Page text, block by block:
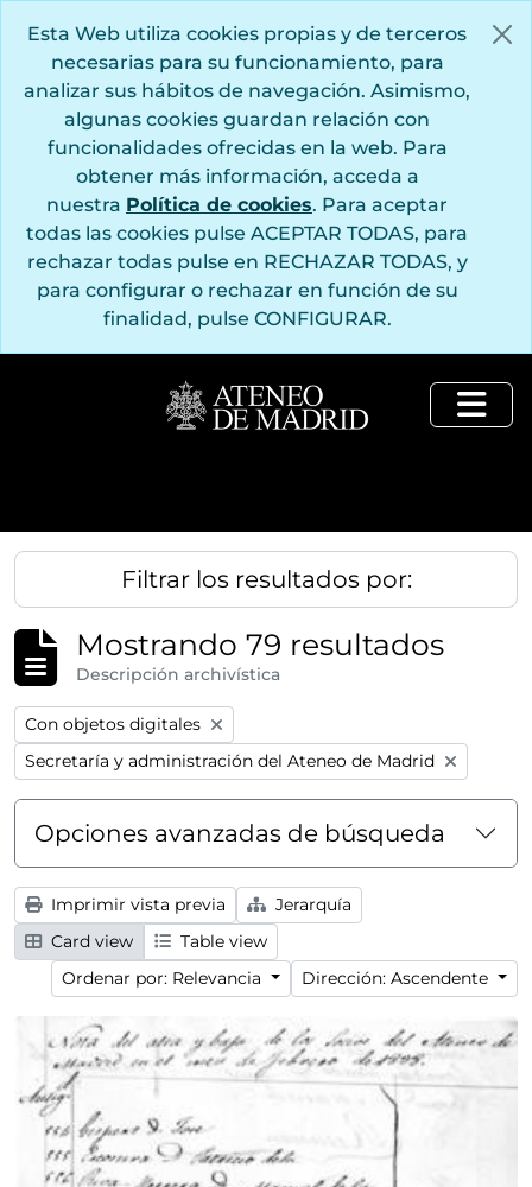
Esta Web utiliza cookies propias y de terceros
necesarias para su funcionamiento, para
analizar sus hábitos de navegación. Asimismo,
algunas cookies guardan relación con
funcionalidades ofrecidas en la web. Para
obtener más información, acceda a
nuestra Política de cookies. Para aceptar
todas las cookies pulse ACEPTAR TODAS, para
rechazar todas pulse en RECHAZAR TODAS, y
para configurar o rechazar en función de su
finalidad, pulse CONFIGURAR.
Filtrar los resultados por:
Mostrando 79 resultados
Descripción archivística
Remove filter:
Con objetos digitales
Remove filter:
Secretaría y administración del Ateneo de Madrid
Opciones avanzadas de búsqueda
Imprimir vista previa
Jerarquía
Card view
Table view
Ordenar por: Relevancia
Dirección: Ascendente